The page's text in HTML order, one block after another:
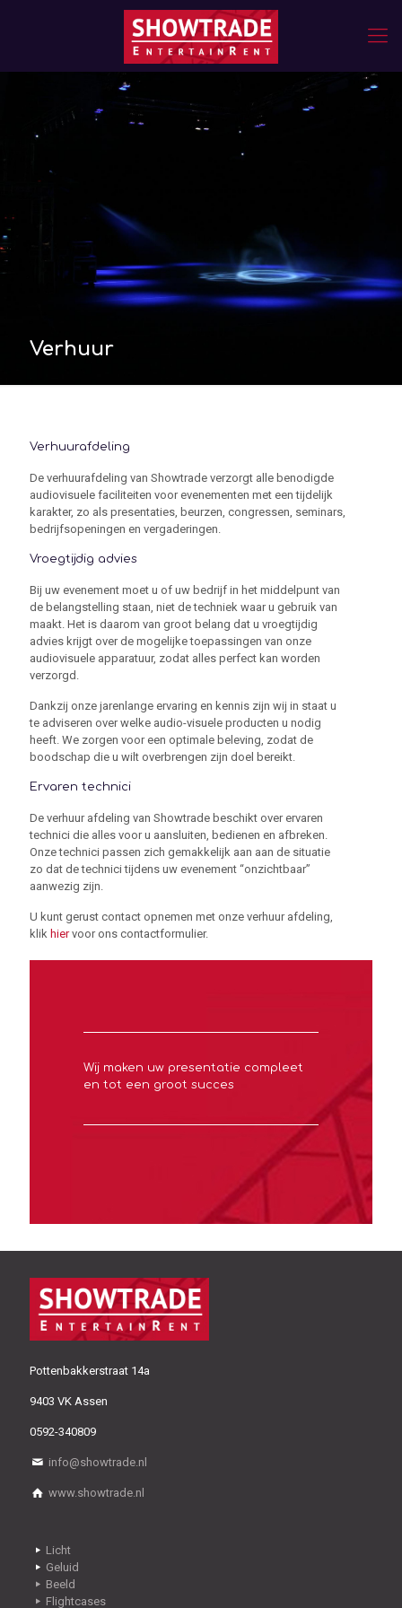
Verhuur
Verhuurafdeling
De verhuurafdeling van Showtrade verzorgt alle benodigde
audiovisuele faciliteiten voor evenementen met een tijdelijk
karakter, zo als presentaties, beurzen, congressen, seminars,
bedrijfsopeningen en vergaderingen.
Vroegtijdig advies
Bij uw evenement moet u of uw bedrijf in het middelpunt van
de belangstelling staan, niet de techniek waar u gebruik van
maakt. Het is daarom van groot belang dat u vroegtijdig
advies krijgt over de mogelijke toepassingen van onze
audiovisuele apparatuur, zodat alles perfect kan worden
verzorgd.
Dankzij onze jarenlange ervaring en kennis zijn wij in staat u
te adviseren over welke audio-visuele producten u nodig
heeft. We zorgen voor een optimale beleving, zodat de
boodschap die u wilt overbrengen zijn doel bereikt.
Ervaren technici
De verhuur afdeling van Showtrade beschikt over ervaren
technici die alles voor u aansluiten, bedienen en afbreken.
Onze technici passen zich gemakkelijk aan aan de situatie
zo dat de technici tijdens uw evenement “onzichtbaar”
aanwezig zijn.
U kunt gerust contact opnemen met onze verhuur afdeling,
klik hiervoor ons contactformulier.
Wij maken uw presentatie compleet
en tot een groot succes
Pottenbakkerstraat 14a
9403 VK Assen
0592-340809
info@showtrade.nl
www.showtrade.nl
Licht
Geluid
Beeld
Flightcases